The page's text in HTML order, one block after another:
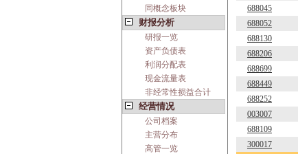
同概念板块
财报分析
研报一览
资产负债表
利润分配表
现金流量表
非经常性损益合计
经营情况
公司档案
主营分布
高管一览
688045
688052
688130
688206
688699
688449
688252
003007
688109
300017